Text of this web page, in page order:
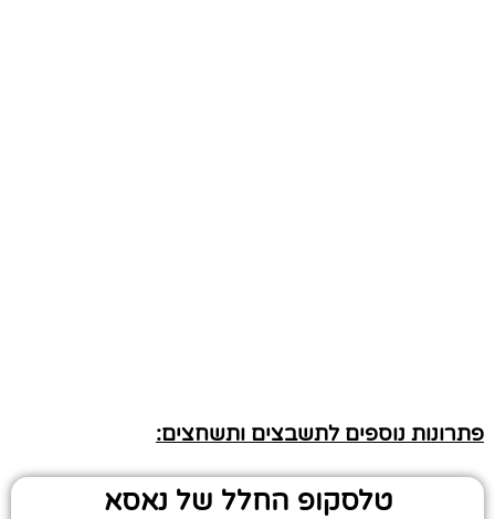
פתרונות נוספים לתשבצים ותשחצים:
טלסקופ החלל של נאסא